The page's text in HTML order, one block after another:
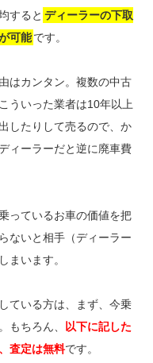
すると ディーラーの下取
可能です。
はカンタン。複数の中古
ういった業者は10年以上
したりして売るので、か
ィーラーだと逆に廃車費
っているお車の価値を把
ないと相手（ディーラー
まいます。
ている方は、まず、今乗
もちろん、 以下に記した
査定は無料です。